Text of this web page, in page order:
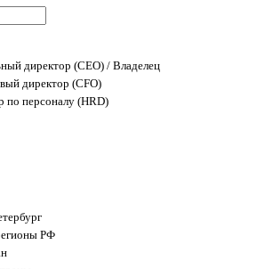
директор (CEO) / Владелец
директор (CFO)
по персоналу (HRD)
РФ